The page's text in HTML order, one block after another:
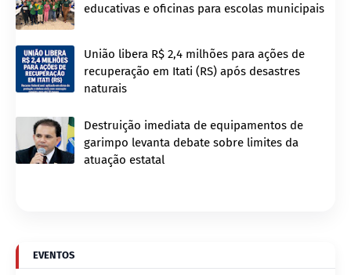
educativas e oficinas para escolas municipais
União libera R$ 2,4 milhões para ações de
recuperação em Itati (RS) após desastres
naturais
Destruição imediata de equipamentos de
garimpo levanta debate sobre limites da
atuação estatal
EVENTOS